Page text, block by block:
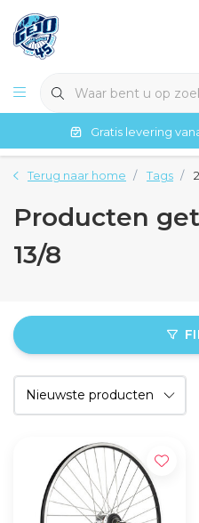
Gratis levering
Terug naar home Tags
Producten
13/8